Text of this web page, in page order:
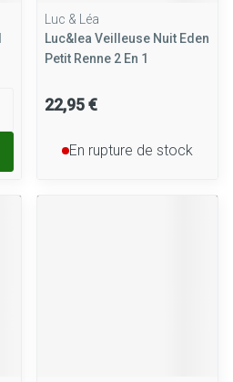
Luc & Léa
Luc&lea Veilleuse Nuit Eden
Petit Renne 2 En 1
22,95 €
En rupture de stock